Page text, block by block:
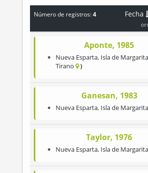
Número de registros:4 Fecha
Aponte, 1985
Nueva Esparta, Isla de Margarita
Tirano
Ganesan, 1983
Nueva Esparta, Isla de Margarita
Taylor, 1976
Nueva Esparta, Isla de Margarita